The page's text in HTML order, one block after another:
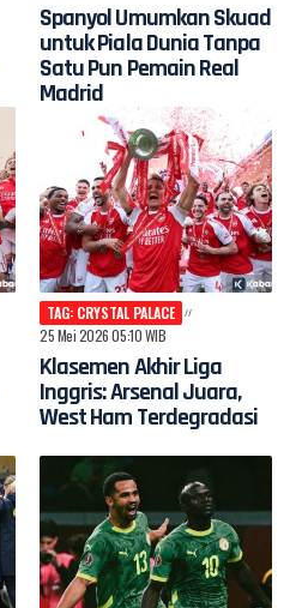
Spanyol Umumkan Skuad
untuk Piala Dunia Tanpa
Satu Pun Pemain Real
Madrid
TAG: CRYSTAL PALACE
25 Mei 2026 05:10 WIB
Klasemen Akhir Liga
Inggris: Arsenal Juara,
West Ham Terdegradasi